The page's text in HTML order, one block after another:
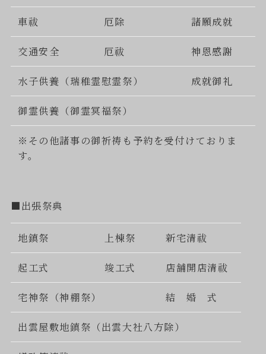
車祓 厄除 諸願成就
交通安全 厄祓 神恩感謝
水子供養（瑞稚霊慰霊祭） 成就御礼
御霊供養（御霊冥福祭）
※その他諸事の御祈祷も予約を受付けておりま
す。
■出張祭典
地鎮祭 上棟祭 新宅清祓
起工式 竣工式 店舗開店清祓
宅神祭（神棚祭） 結 婚 式
出雲屋敷地鎮祭（出雲大社八方除）